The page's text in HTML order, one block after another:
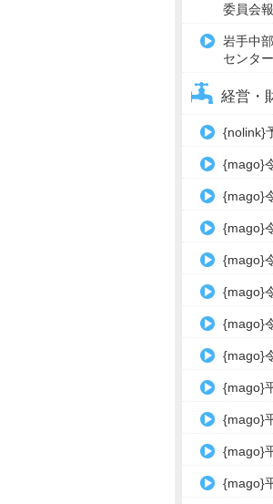
委員会
岩手中
センタ
経営・
{nolink}
{mago}
{mago}
{mago}
{mago}
{mago}
{mago}
{mago}
{mago}
{mago}
{mago}
{mago}